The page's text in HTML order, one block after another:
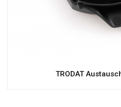
TRODAT